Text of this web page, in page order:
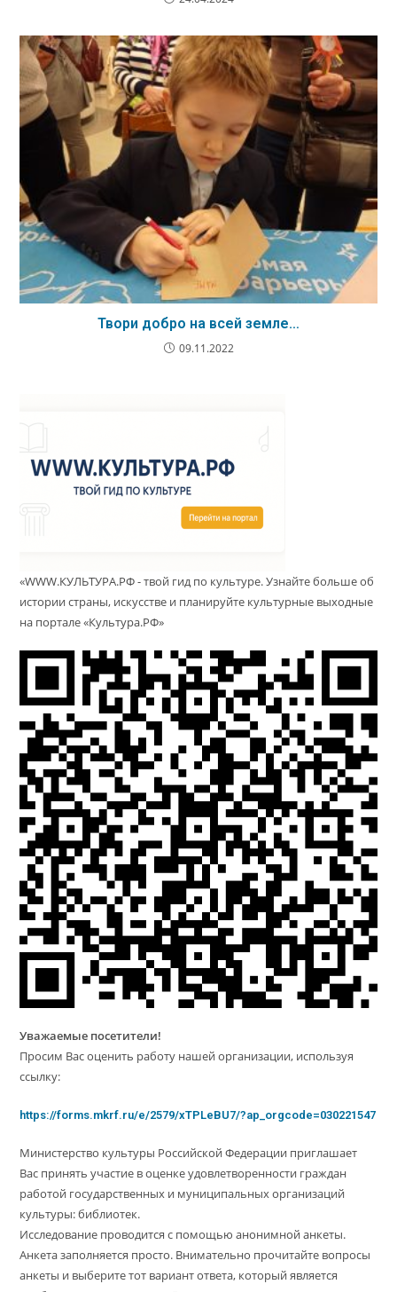
Твори добро на всей земле…
09.11.2022
«WWW.КУЛЬТУРА.РФ - твой гид по культуре. Узнайте больше об
истории страны, искусстве и планируйте культурные выходные
на портале «Культура.РФ»
Уважаемые посетители!
Просим Вас оценить работу нашей организации, используя
ссылку:
https://forms.mkrf.ru/e/2579/xTPLeBU7/?ap_orgcode=030221547
Министерство культуры Российской Федерации приглашает
Вас принять участие в оценке удовлетворенности граждан
работой государственных и муниципальных организаций
культуры: библиотек.
Исследование проводится с помощью анонимной анкеты.
Анкета заполняется просто. Внимательно прочитайте вопросы
анкеты и выберите тот вариант ответа, который является